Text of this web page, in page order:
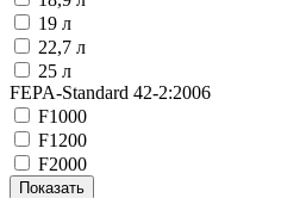
19 л
22,7 л
25 л
FEPA-Standard 42-2:2006
F1000
F1200
F2000
Показать